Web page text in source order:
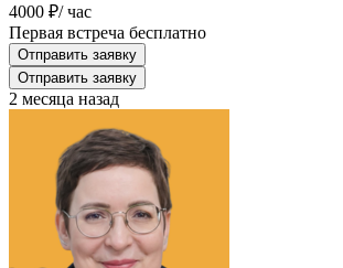
4000 ₽/ час
Первая встреча бесплатно
Отправить заявку
Отправить заявку
2 месяца назад